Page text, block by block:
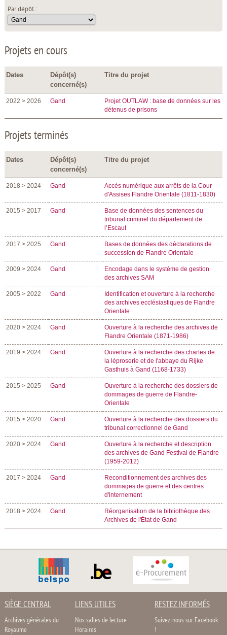
Par dépôt :
Projets en cours
Dates
Dépôt(s)
concerné(s)
Titre du projet
2022 > 2026 Gand
Projet OUTLAW : base de données sur les
détenus de prisons
Projets terminés
Dates
Dépôt(s)
concerné(s)
Titre du projet
2018 > 2024 Gand
Accès numérique aux arrêts de la Cour
d'Assises Flandre Orientale (1811-1830)
2015 > 2017 Gand
Base de données des sentences du
tribunal criminel du département de
l’Escaut
2017 > 2025 Gand
Bases de données des déclarations de
succession de Flandre Orientale
2009 > 2024 Gand
Encodage dans le système de gestion
des archives SAM
2005 > 2022 Gand
Identification et ouverture à la recherche
des archives ecclésiastiques de Flandre
Orientale
2020 > 2024 Gand
Ouverture à la recherche des archives de
Flandre Orientale (1871-1986)
2019 > 2024 Gand
Ouverture à la recherche des chartes de
la léproserie et de l'abbaye du Rijke
Gasthuis à Gand (1168-1733)
2015 > 2025 Gand
Ouverture à la recherche des dossiers de
dommages de guerre de Flandre-
Orientale
2015 > 2020 Gand
Ouverture à la recherche des dossiers du
tribunal correctionnel de Gand
2020 > 2024 Gand
Ouverture à la recherche et description
des archives de Gand Festival de Flandre
(1959-2012)
2017 > 2024 Gand
Reconditionnement des archives des
dommages de guerre et des centres
d'internement
2018 > 2024 Gand
Réorganisation de la bibliothèque des
Archives de l'État de Gand
SIÈGE CENTRAL
Archives générales du
Royaume
LIENS UTILES
Nos salles de lecture
Horaires
RESTEZ INFORMÉS
Suivez-nous sur Facebook
!